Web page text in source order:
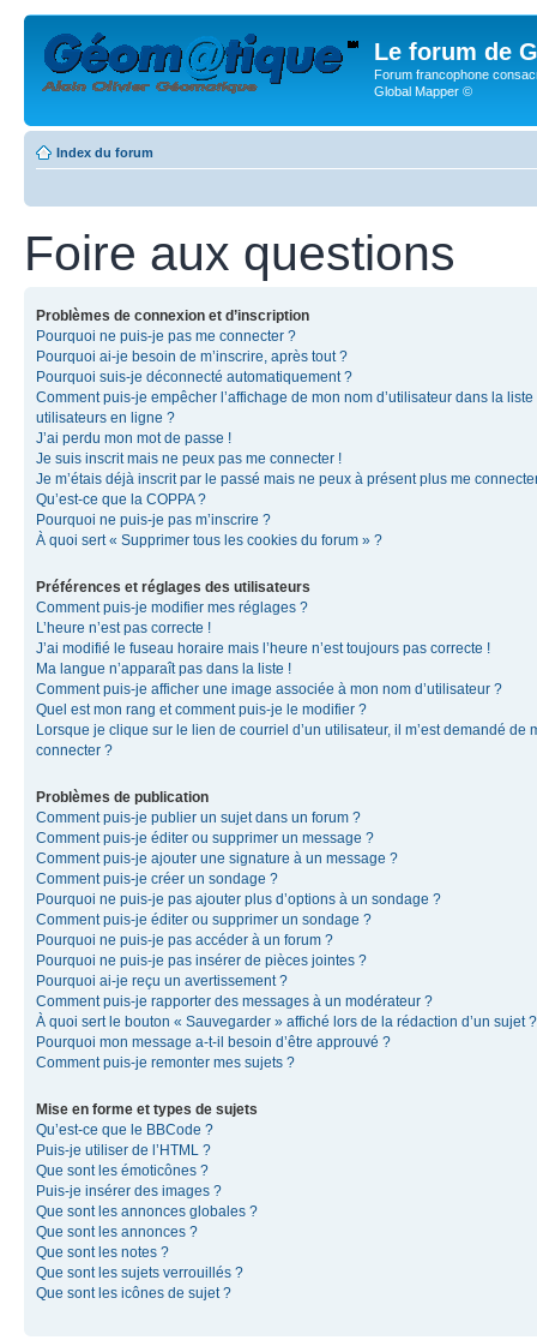
Le forum de
Forum francophone
Global Mapper ©
Index du forum
Foire aux questions
Problèmes de connexion et d’inscription
Pourquoi ne puis-je pas me connecter ?
Pourquoi ai-je besoin de m’inscrire, après tout ?
Pourquoi suis-je déconnecté automatiquement ?
Comment puis-je empêcher l’affichage de mon nom d’utilisateur dans la liste
utilisateurs en ligne ?
J’ai perdu mon mot de passe !
Je suis inscrit mais ne peux pas me connecter !
Je m’étais déjà inscrit par le passé mais ne peux à présent plus me
Qu’est-ce que la COPPA ?
Pourquoi ne puis-je pas m’inscrire ?
À quoi sert « Supprimer tous les cookies du forum » ?
Préférences et réglages des utilisateurs
Comment puis-je modifier mes réglages ?
L’heure n’est pas correcte !
J’ai modifié le fuseau horaire mais l’heure n’est toujours pas correcte !
Ma langue n’apparaît pas dans la liste !
Comment puis-je afficher une image associée à mon nom d’utilisateur ?
Quel est mon rang et comment puis-je le modifier ?
Lorsque je clique sur le lien de courriel d’un utilisateur, il m’est demandé de
connecter ?
Problèmes de publication
Comment puis-je publier un sujet dans un forum ?
Comment puis-je éditer ou supprimer un message ?
Comment puis-je ajouter une signature à un message ?
Comment puis-je créer un sondage ?
Pourquoi ne puis-je pas ajouter plus d’options à un sondage ?
Comment puis-je éditer ou supprimer un sondage ?
Pourquoi ne puis-je pas accéder à un forum ?
Pourquoi ne puis-je pas insérer de pièces jointes ?
Pourquoi ai-je reçu un avertissement ?
Comment puis-je rapporter des messages à un modérateur ?
À quoi sert le bouton « Sauvegarder » affiché lors de la rédaction d’un sujet ?
Pourquoi mon message a-t-il besoin d’être approuvé ?
Comment puis-je remonter mes sujets ?
Mise en forme et types de sujets
Qu’est-ce que le BBCode ?
Puis-je utiliser de l’HTML ?
Que sont les émoticônes ?
Puis-je insérer des images ?
Que sont les annonces globales ?
Que sont les annonces ?
Que sont les notes ?
Que sont les sujets verrouillés ?
Que sont les icônes de sujet ?